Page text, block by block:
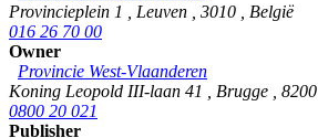
Provincieplein 1
Leuven 3010
België
016 26 70 00
Owner
Provincie West-Vlaanderen
Koning Leopold III-laan 41
Brugge 8200
0800 20 021
Publisher